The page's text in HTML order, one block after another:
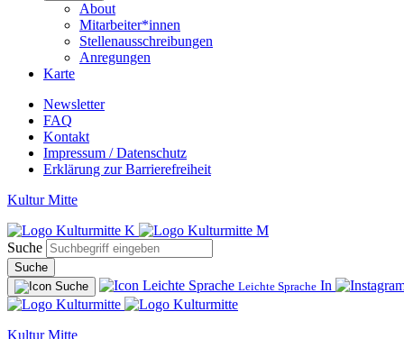
About
Mitarbeiter*innen
Stellenausschreibungen
Anregungen
Karte
Newsletter
FAQ
Kontakt
Impressum / Datenschutz
Erklärung zur Barrierefreiheit
Kultur Mitte
Suche
Suche
Leichte Sprache In
Kultur Mitte